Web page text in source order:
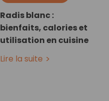
Radis blanc :
bienfaits, calories et
utilisation en cuisine
Lire la suite